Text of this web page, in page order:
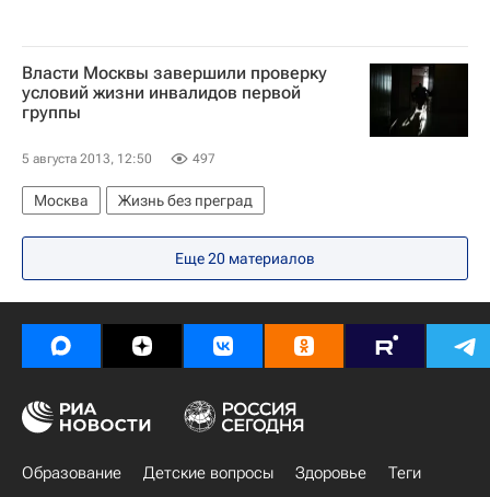
Власти Москвы завершили проверку
условий жизни инвалидов первой
группы
5 августа 2013, 12:50 497
Москва Жизнь без преград
Еще 20 материалов
Образование Детские вопросы Здоровье
Теги